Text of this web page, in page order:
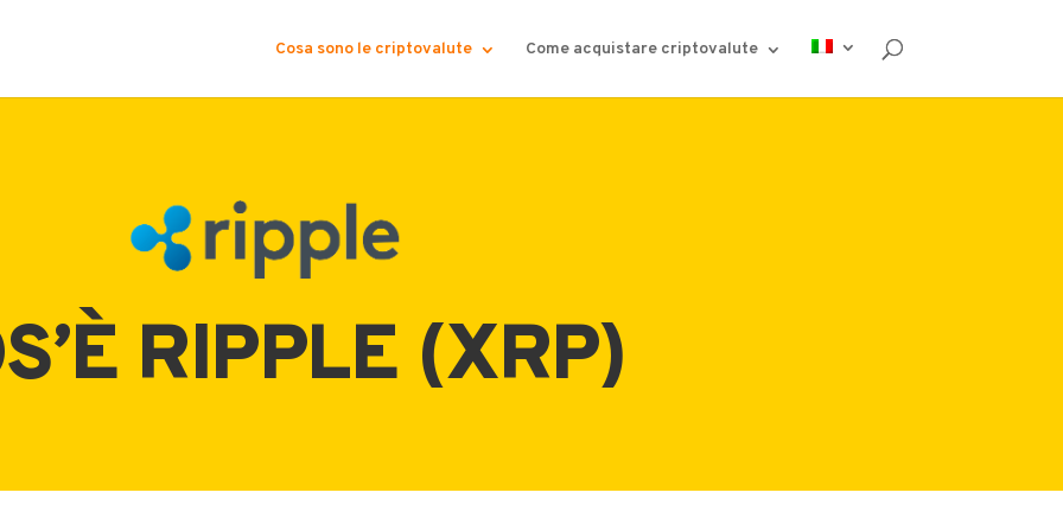
Cosa sono le criptovalute Come acquistare criptovalute
RIPPLE (XRP)